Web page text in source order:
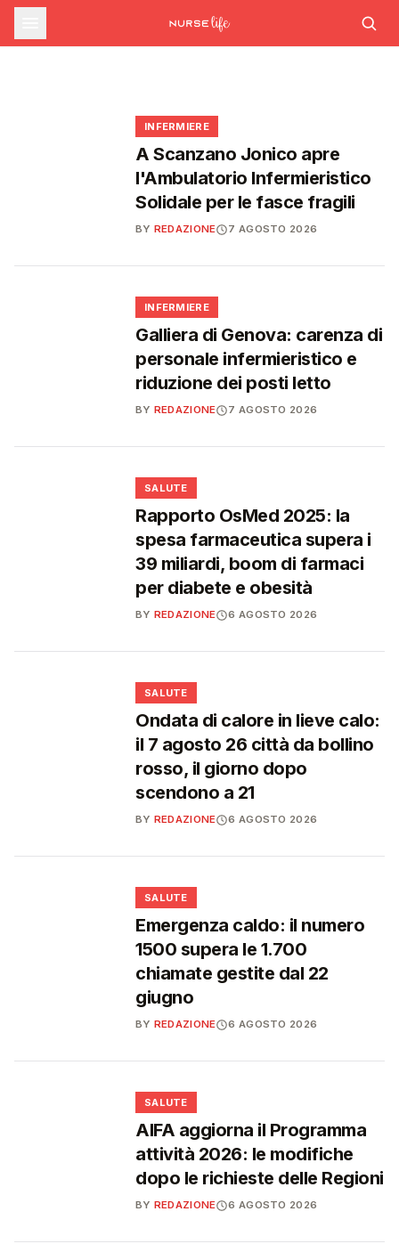
commissario per le scorte Covid,
liste d'attesa al Siveas e poteri
STUDENTI
Medicina, salgono a 27.000 i posti per il
Formazione ECM ad agosto: nuovi corsi su
rischio cardiovascolare e intelligenza
INFERMIERE
A Scanzano Jonico apre
l'Ambulatorio Infermieristico
Solidale per le fasce fragili
BY REDAZIONE 7 AGOSTO 2026
INFERMIERE
Galliera di Genova: carenza di
personale infermieristico e
riduzione dei posti letto
BY REDAZIONE 7 AGOSTO 2026
SALUTE
Rapporto OsMed 2025: la
spesa farmaceutica supera i
39 miliardi, boom di farmaci
per diabete e obesità
BY REDAZIONE 6 AGOSTO 2026
SALUTE
Ondata di calore in lieve calo:
il 7 agosto 26 città da bollino
rosso, il giorno dopo
scendono a 21
BY REDAZIONE 6 AGOSTO 2026
SALUTE
Emergenza caldo: il numero
1500 supera le 1.700
chiamate gestite dal 22
giugno
BY REDAZIONE 6 AGOSTO 2026
SALUTE
AIFA aggiorna il Programma
attività 2026: le modifiche
dopo le richieste delle Regioni
BY REDAZIONE 6 AGOSTO 2026